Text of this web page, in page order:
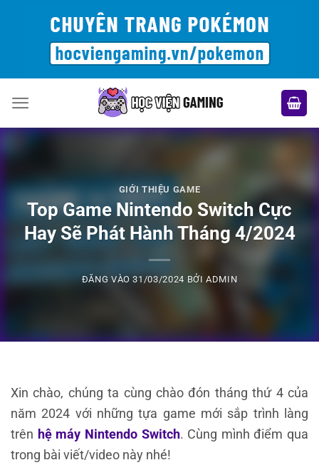
GIỚI THIỆU GAME
Top Game Nintendo Switch Cực
Hay Sẽ Phát Hành Tháng 4/2024
ĐĂNG VÀO31/03/2024 BỞIADMIN
Xin chào, chúng ta cùng chào đón tháng thứ 4 của
năm 2024 với những tựa game mới sắp trình làng
trên hệ máy Nintendo Switch. Cùng mình điểm qua
trong bài viết/video này nhé!